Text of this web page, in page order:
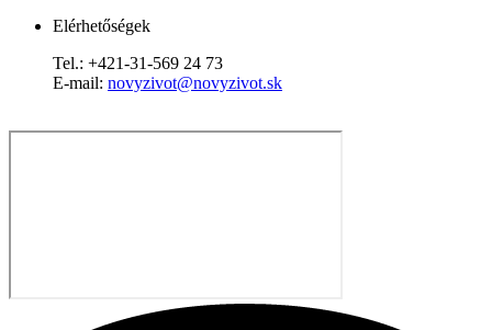
Elérhetőségek
Tel.: +421-31-569 24 73
E-mail: novyzivot@novyzivot.sk